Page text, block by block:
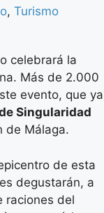
, Turismo
celebrará la
Más de 2.000
evento, que ya
Singularidad
de Málaga.
de esta
degustarán, a
raciones del